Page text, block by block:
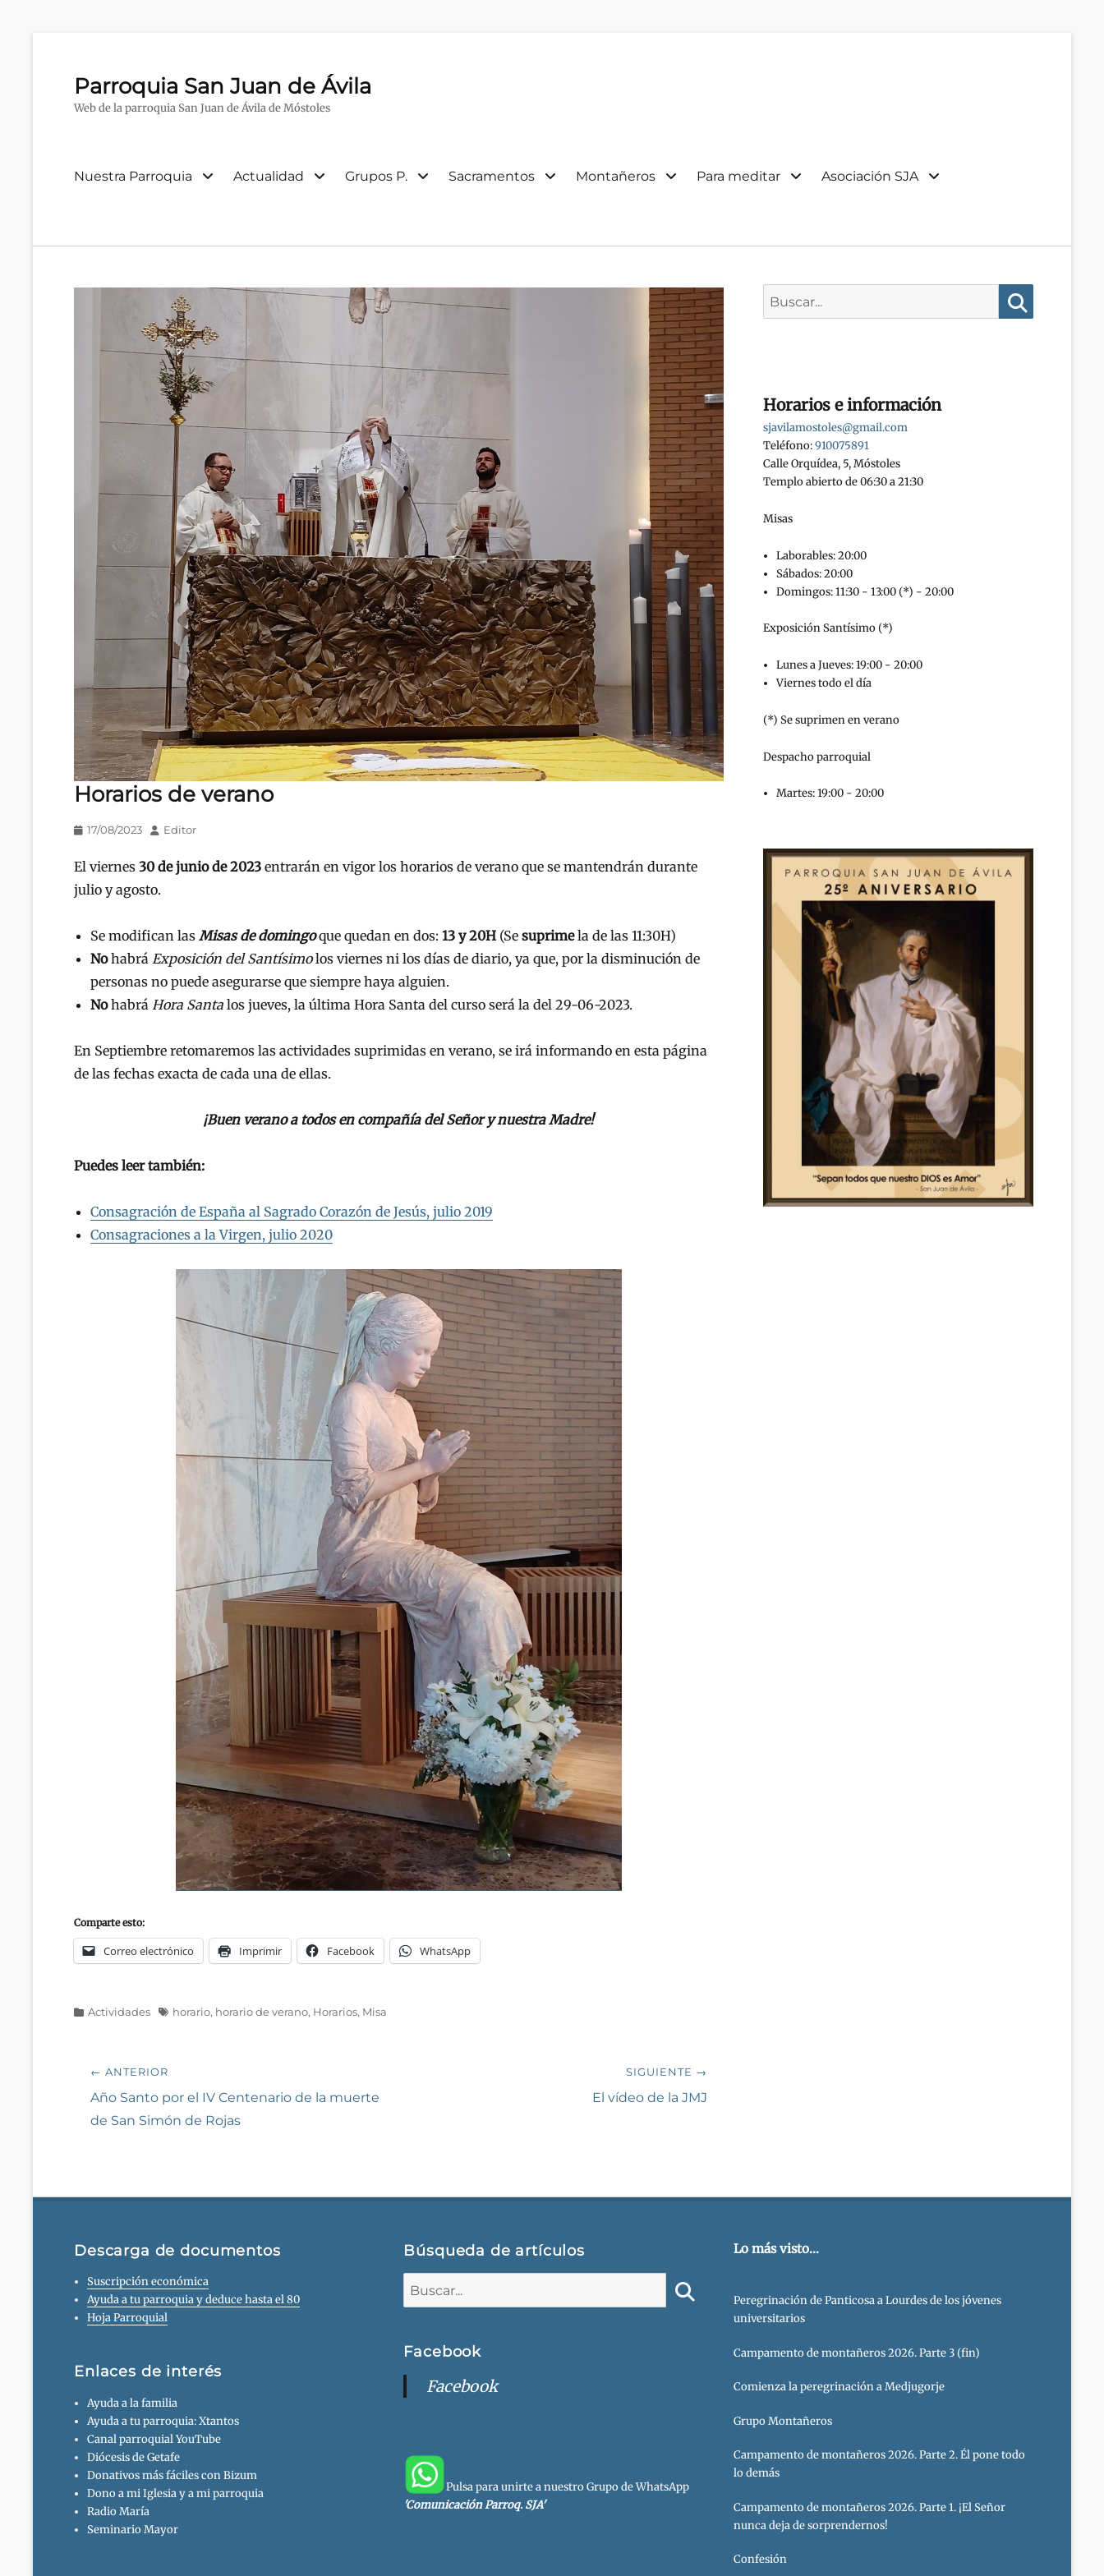
Parroquia San Juan de Ávila
Web de la parroquia San Juan de Ávila de Móstoles
Menú
Nuestra Parroquia Actualidad Grupos P. Sacramentos Montañeros Para meditar Asociación SJA
Horarios de verano
Publicado
17/08/2023 AutorEditor
El viernes 30 de junio de 2023 entrarán en vigor los horarios de verano que se mantendrán durante
julio y agosto.
Se modifican las Misas de domingoque quedan en dos: 13 y 20H (Se suprimela de las 11:30H)
Nohabrá Exposición del Santísimolos viernes ni los días de diario, ya que, por la disminución de
personas no puede asegurarse que siempre haya alguien.
Nohabrá Hora Santa los jueves, la última Hora Santa del curso será la del 29-06-2023.
En Septiembre retomaremos las actividades suprimidas en verano, se irá informando en esta página
de las fechas exacta de cada una de ellas.
¡Buen verano a todos en compañía del Señor y nuestra Madre!
Puedes leer también:
Consagración de España al Sagrado Corazón de Jesús, julio 2019
Consagraciones a la Virgen, julio 2020
Comparte esto:
Correo electrónico Imprimir Facebook WhatsApp
Categorías
Actividades Etiquetas
horario, horario de verano, Horarios, Misa
Navegación
de
entradas
← ANTERIOR
Entrada
anterior:
Año Santo por el IV Centenario de la muerte
de San Simón de Rojas
SIGUIENTE →
El vídeo de la JMJ
Horarios e información
sjavilamostoles@gmail.com
Teléfono:910075891
Calle Orquídea, 5, Móstoles
Templo abierto de 06:30 a 21:30
Misas
Laborables: 20:00
Sábados: 20:00
Domingos: 11:30 - 13:00 (*) - 20:00
Exposición Santísimo (*)
Lunes a Jueves: 19:00 - 20:00
Viernes todo el día
(*) Se suprimen en verano
Despacho parroquial
Martes: 19:00 - 20:00
Descarga de documentos
Suscripción económica
Ayuda a tu parroquia y deduce hasta el 80
Hoja Parroquial
Enlaces de interés
Ayuda a la familia
Ayuda a tu parroquia: Xtantos
Canal parroquial YouTube
Diócesis de Getafe
Donativos más fáciles con Bizum
Dono a mi Iglesia y a mi parroquia
Radio María
Seminario Mayor
Búsqueda de artículos
Facebook
Facebook
Pulsa para unirte a nuestro Grupo de WhatsApp
'Comunicación Parroq. SJA'
Lo más visto...
Peregrinación de Panticosa a Lourdes de los jóvenes
universitarios
Campamento de montañeros 2026. Parte 3 (fin)
Comienza la peregrinación a Medjugorje
Grupo Montañeros
Campamento de montañeros 2026. Parte 2. Él pone todo
lo demás
Campamento de montañeros 2026. Parte 1. ¡El Señor
nunca deja de sorprendernos!
Confesión